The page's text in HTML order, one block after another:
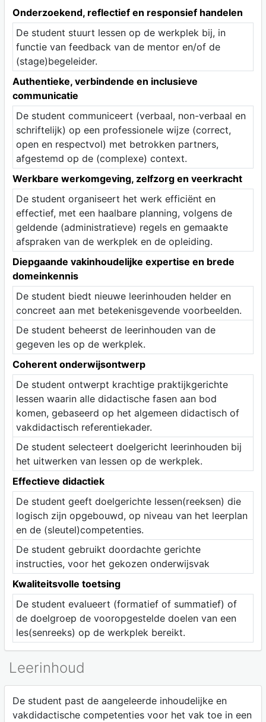
Onderzoekend, reflectief en responsief handelen
De student stuurt lessen op de werkplek bij, in
functie van feedback van de mentor en/of de
(stage)begeleider.
Authentieke, verbindende en inclusieve
communicatie
De student communiceert (verbaal, non-verbaal en
schriftelijk) op een professionele wijze (correct,
open en respectvol) met betrokken partners,
afgestemd op de (complexe) context.
Werkbare werkomgeving, zelfzorg en veerkracht
De student organiseert het werk efficiënt en
effectief, met een haalbare planning, volgens de
geldende (administratieve) regels en gemaakte
afspraken van de werkplek en de opleiding.
Diepgaande vakinhoudelijke expertise en brede
domeinkennis
De student biedt nieuwe leerinhouden helder en
concreet aan met betekenisgevende voorbeelden.
De student beheerst de leerinhouden van de
gegeven les op de werkplek.
Coherent onderwijsontwerp
De student ontwerpt krachtige praktijkgerichte
lessen waarin alle didactische fasen aan bod
komen, gebaseerd op het algemeen didactisch of
vakdidactisch referentiekader.
De student selecteert doelgericht leerinhouden bij
het uitwerken van lessen op de werkplek.
Effectieve didactiek
De student geeft doelgerichte lessen(reeksen) die
logisch zijn opgebouwd, op niveau van het leerplan
en de (sleutel)competenties.
De student gebruikt doordachte gerichte
instructies, voor het gekozen onderwijsvak
Kwaliteitsvolle toetsing
De student evalueert (formatief of summatief) of
de doelgroep de vooropgestelde doelen van een
les(senreeks) op de werkplek bereikt.
Leerinhoud
De student past de aangeleerde inhoudelijke en
vakdidactische competenties voor het vak toe in een